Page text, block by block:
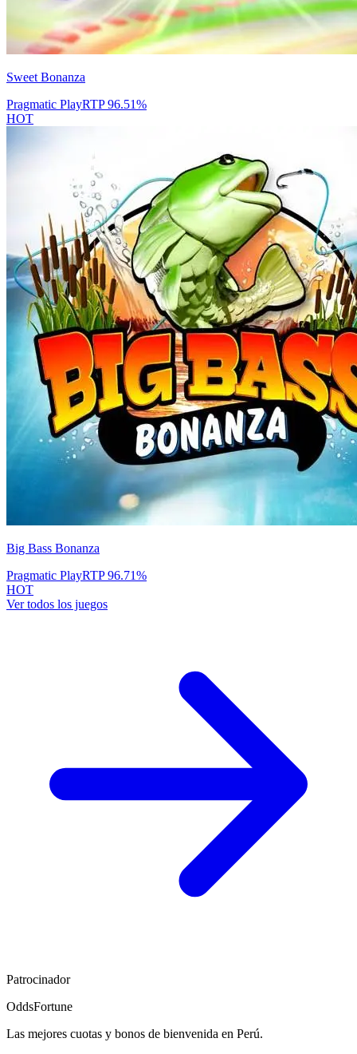
Sweet Bonanza
Pragmatic PlayRTP96.51%
HOT
Big Bass Bonanza
Pragmatic PlayRTP96.71%
HOT
Ver todos los juegos
Patrocinador
OddsFortune
Las mejores cuotas y bonos de bienvenida en Perú.